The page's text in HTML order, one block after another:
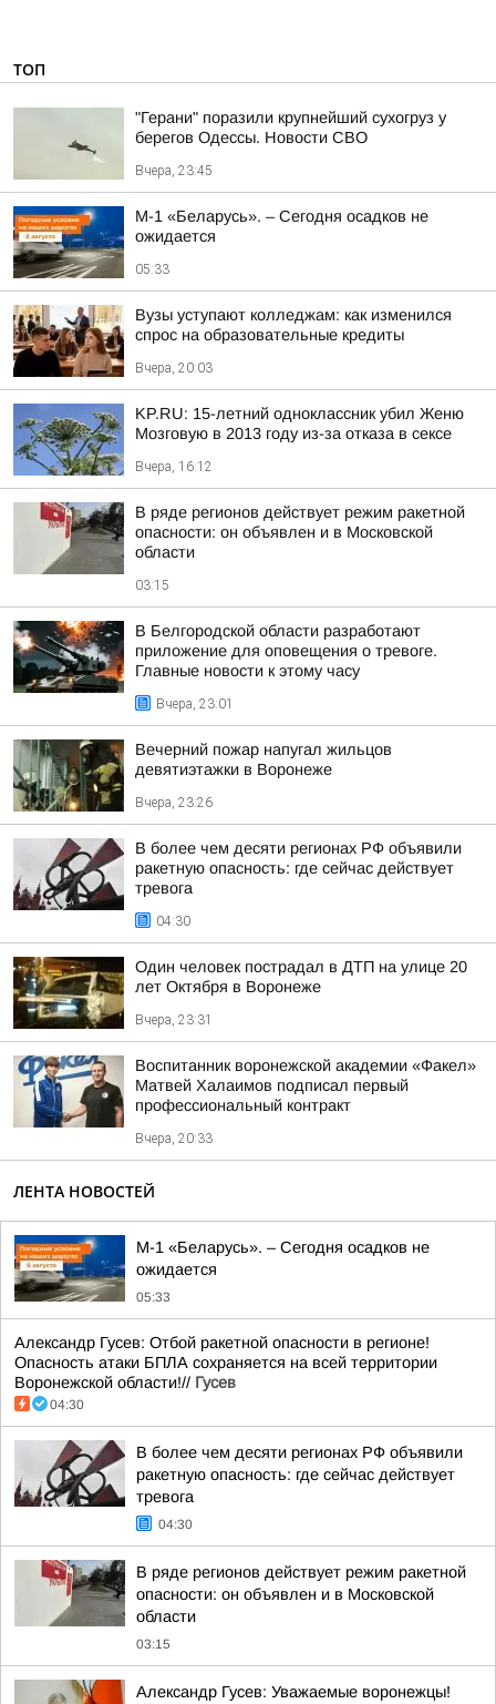
ТОП
"Герани" поразили крупнейший сухогруз у
берегов Одессы. Новости СВО
Вчера, 23:45
М-1 «Беларусь». – Сегодня осадков не
ожидается
05:33
Вузы уступают колледжам: как изменился
спрос на образовательные кредиты
Вчера, 20:03
KP.RU: 15-летний одноклассник убил Женю
Мозговую в 2013 году из-за отказа в сексе
Вчера, 16:12
В ряде регионов действует режим ракетной
опасности: он объявлен и в Московской
области
03:15
В Белгородской области разработают
приложение для оповещения о тревоге.
Главные новости к этому часу
Вчера, 23:01
Вечерний пожар напугал жильцов
девятиэтажки в Воронеже
Вчера, 23:26
В более чем десяти регионах РФ объявили
ракетную опасность: где сейчас действует
тревога
04:30
Один человек пострадал в ДТП на улице 20
лет Октября в Воронеже
Вчера, 23:31
Воспитанник воронежской академии «Факел»
Матвей Халаимов подписал первый
профессиональный контракт
Вчера, 20:33
ЛЕНТА НОВОСТЕЙ
М-1 «Беларусь». – Сегодня осадков не
ожидается
05:33
Александр Гусев: Отбой ракетной опасности в регионе!
Опасность атаки БПЛА сохраняется на всей территории
Воронежской области!// Гусев
04:30
В более чем десяти регионах РФ объявили
ракетную опасность: где сейчас действует
тревога
04:30
В ряде регионов действует режим ракетной
опасности: он объявлен и в Московской
области
03:15
Александр Гусев: Уважаемые воронежцы!